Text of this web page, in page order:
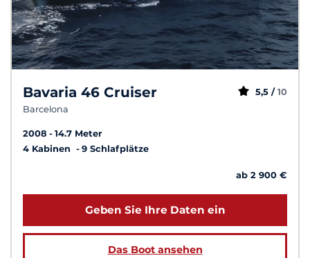
Bavaria 46 Cruiser
Barcelona
5,5 / 10
2008
14.7 Meter
4 Kabinen
9 Schlafplätze
ab 2 900 €
Geben Sie Ihre Daten ein
Das Boot ansehen